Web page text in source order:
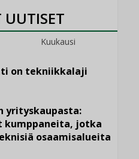
Kuukausi
on tekniikkalaji
yrityskaupasta:
kumppaneita, jotka
osaamisalueita